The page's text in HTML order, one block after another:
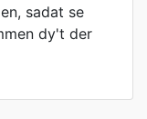
sadat se
dy't der